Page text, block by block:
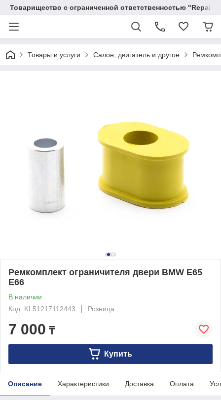
Товарищество с ограниченной ответственностью
Товары и услуги Салон, двигатель и другое
Ремкомплект ограничителя двери BMW E65
E66
В наличии
Код: KL51217112443
Розница
7 000 ₸
Купить
Описание Характеристики Доставка Оплата